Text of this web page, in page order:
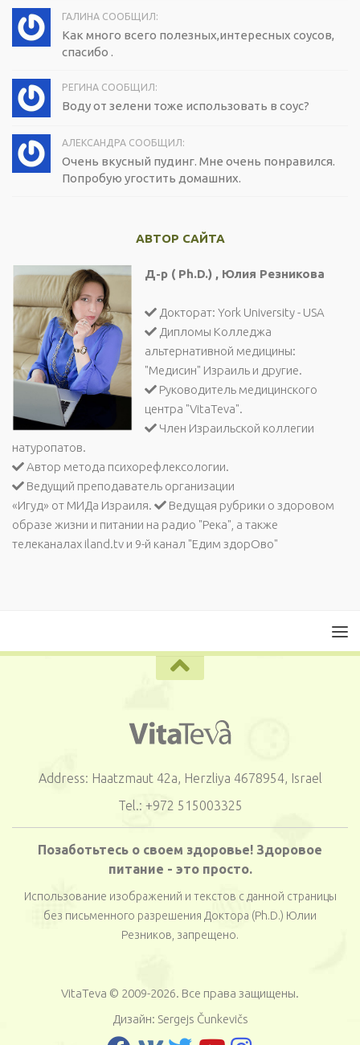
ГАЛИНА СООБЩИЛ:
Как много всего полезных,интересных соусов,
спасибо .
РЕГИНА СООБЩИЛ:
Воду от зелени тоже использовать в соус?
АЛЕКСАНДРА СООБЩИЛ:
Очень вкусный пудинг. Мне очень понравился.
Попробую угостить домашних.
АВТОР САЙТА
Д-р ( Ph.D.) , Юлия Резникова
Докторат: York University - USA
Дипломы Колледжа
альтернативной медицины:
"Медисин" Израиль и другие.
Руководитель медицинского
центра "VitaTeva".
Член Израильской коллегии
натуропатов.
Автор метода психорефлексологии.
Ведущий преподаватель организации
«Игуд» от МИДа Израиля.
Ведущая рубрики о здоровом
образе жизни и питании на радио "Река", а также
телеканалах iland.tv и 9-й канал "Едим здорОво"
Address: Haatzmaut 42a, Herzliya 4678954, Israel
Tel.: +972 515003325
Позаботьтесь о своем здоровье! Здоровое
питание - это просто.
Использование изображений и текстов с данной страницы
без письменного разрешения Доктора (Ph.D.) Юлии
Резников, запрещено.
VitaTeva © 2009-2026. Все права защищены.
Дизайн: Sergejs Čunkevičs